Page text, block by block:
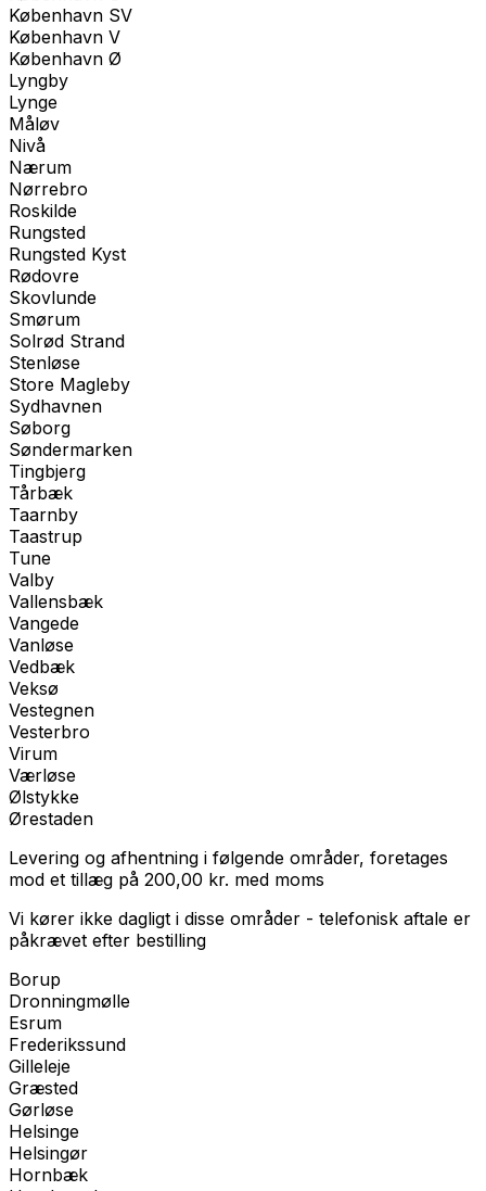
København SV
København V
København Ø
Lyngby
Lynge
Måløv
Nivå
Nærum
Nørrebro
Roskilde
Rungsted
Rungsted Kyst
Rødovre
Skovlunde
Smørum
Solrød Strand
Stenløse
Store Magleby
Sydhavnen
Søborg
Søndermarken
Tingbjerg
Tårbæk
Taarnby
Taastrup
Tune
Valby
Vallensbæk
Vangede
Vanløse
Vedbæk
Veksø
Vestegnen
Vesterbro
Virum
Værløse
Ølstykke
Ørestaden
Levering og afhentning i følgende områder, foretages
mod et tillæg på 200,00 kr. med moms
Vi kører ikke dagligt i disse områder - telefonisk aftale er
påkrævet efter bestilling
Borup
Dronningmølle
Esrum
Frederikssund
Gilleleje
Græsted
Gørløse
Helsinge
Helsingør
Hornbæk